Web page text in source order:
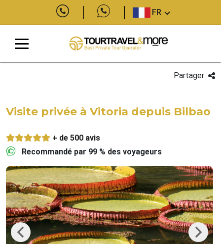
FR
Partager
Visite privée à Vitoria depuis Bilbao
+ de 500 avis
Recommandé par 99 % des voyageurs
Previous Next